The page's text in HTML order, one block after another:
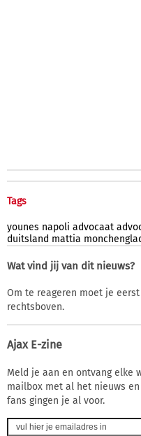
Tags
younes napoli advocaat
duitsland mattia
Wat vind jij van dit nieuws?
Om te reageren moet je
rechtsboven.
Ajax E-zine
Meld je aan en ontvang elke
mailbox met al het nieuws
fans gingen je al voor.